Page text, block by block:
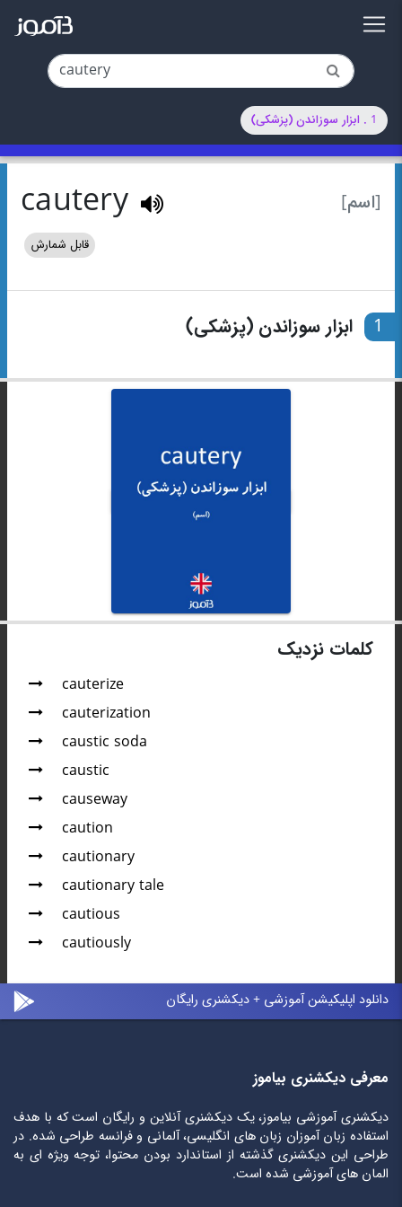
1 . ابزار سوزاندن (پزشکی)
[اسم] cautery
قابل شمارش
1 ابزار سوزاندن (پزشکی)
کلمات نزدیک
cauterize
cauterization
caustic soda
caustic
causeway
caution
cautionary
cautionary tale
cautious
cautiously
دانلود اپلیکیشن آموزشی + دیکشنری رایگان
معرفی دیکشنری بیاموز
دیکشنری آموزشی بیاموز، یک دیکشنری آنلاین و رایگان است که با هدف
استفاده زبان آموزان زبان های انگلیسی، آلمانی و فرانسه طراحی شده. در
طراحی این دیکشنری گذشته از استاندارد بودن محتوا، توجه ویژه ای به
المان های آموزشی شده است.